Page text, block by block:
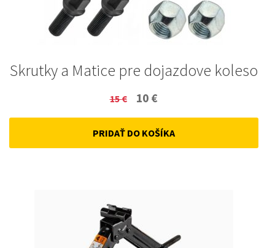
Skrutky a Matice pre dojazdove koleso
15€
Original
price
was:
10 €
price
is:
PRIDAŤ DO KOŠÍKA